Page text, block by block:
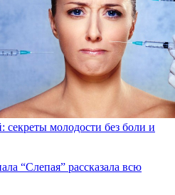
секреты молодости без боли и
“Слепая” рассказала всю